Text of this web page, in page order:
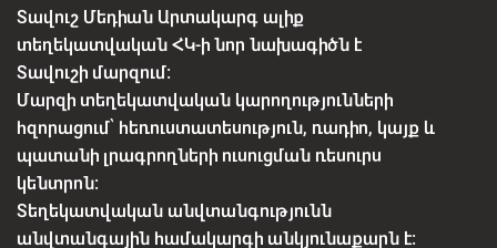
Տավուշ Մեդիան Արտակարգ ալիք
տեղեկատվական ՀԿ-ի նոր նախագիծն է
Տավուշի մարզում:
Մարզի տեղեկատվական կարողությունների
հզորացում՝ հեռուստատեսություն, ռադիո, կայք և
պատանի լրագրողների ուսուցման ռեսուրս
կենտրոն:
Տեղեկատվական անվտանգությունն
անվտանգային համակարգի անկյունաքարն է: